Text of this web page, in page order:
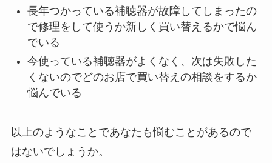
長年つかっている補聴器が故障してしまったの
で修理をして使うか新しく買い替えるかで悩ん
でいる
今使っている補聴器がよくなく、次は失敗した
くないのでどのお店で買い替えの相談をするか
悩んでいる
以上のようなことであなたも悩むことがあるので
はないでしょうか。